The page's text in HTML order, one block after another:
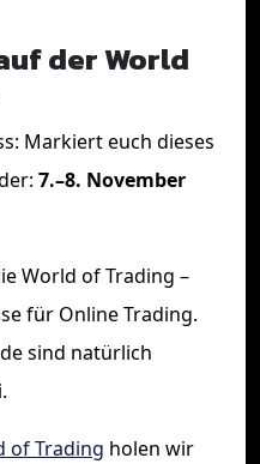
der World
Markiert euch dieses
7.–8. November
World of Trading –
für Online Trading.
sind natürlich
of Trading holen wir